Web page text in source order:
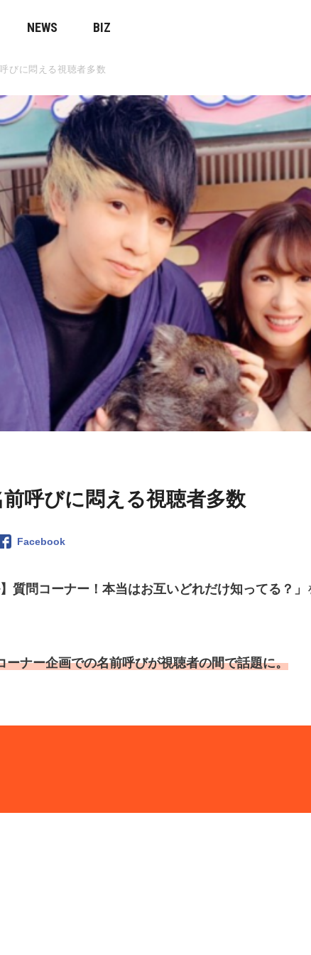
NEWS BIZ
びに悶える視聴者多数
呼びに悶える視聴者多数
Facebook
】質問コーナー！本当はお互いどれだけ知ってる？」
ナー企画での名前呼びが視聴者の間で話題に。